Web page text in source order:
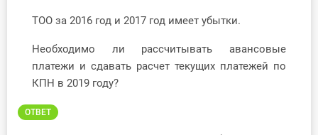
Справочник бухгалтера
Участник ВЭД
Практика ИП
Кадры. Труд. Зарплата.
ТОО за 2016 год и 2017 год имеет убытки.
Необходимо ли рассчитывать авансовые
платежи и сдавать расчет текущих платежей по
КПН в 2019 году?
ОТВЕТ